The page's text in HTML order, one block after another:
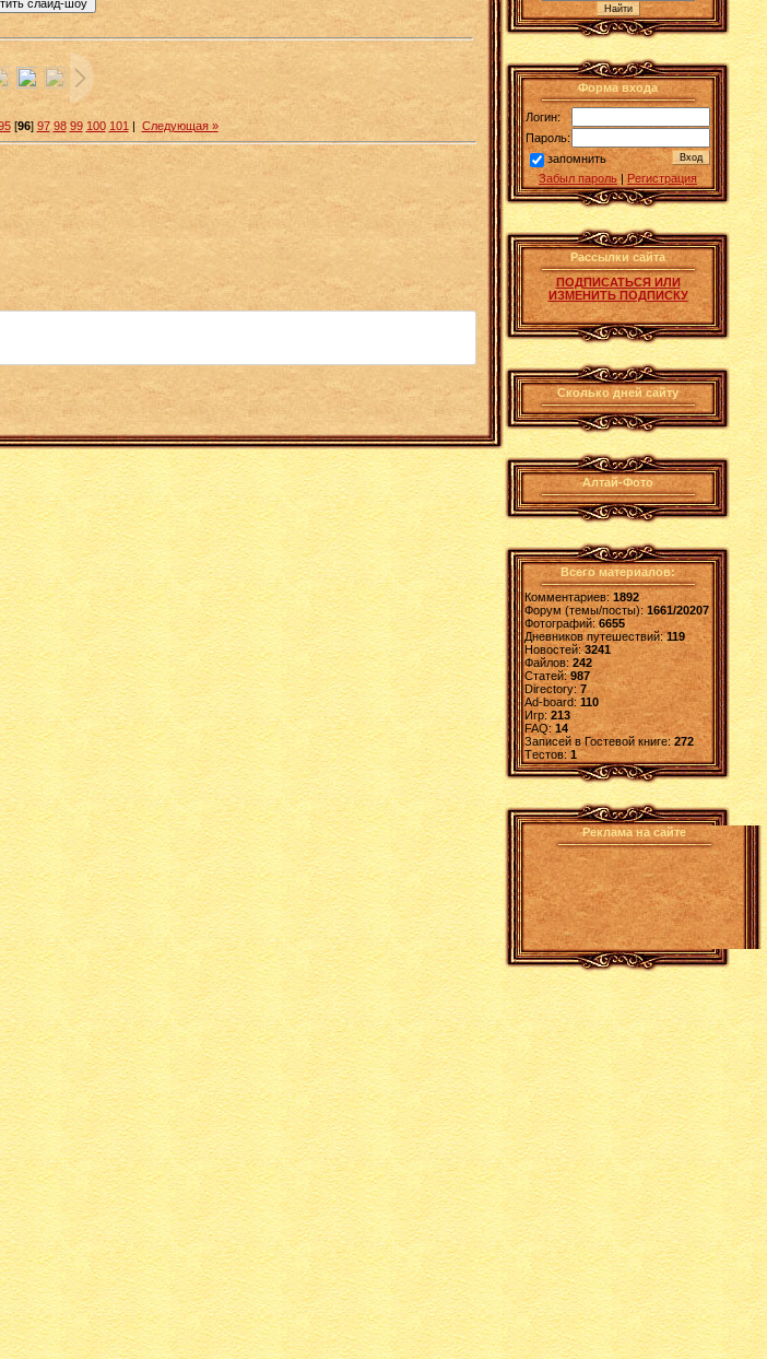
[96] 97 98 99 100 101 | Следующая »
Форма входа
Логин:
Пароль:
запомнить
Забыл пароль | Регистрация
Рассылки сайта
ПОДПИСАТЬСЯ ИЛИ
ИЗМЕНИТЬ ПОДПИСКУ
Сколько дней сайту
Алтай-Фото
Всего материалов:
Комментариев: 1892
Форум (темы/посты):1661/20207
Фотографий:6655
Дневников путешествий:119
Новостей:3241
Файлов: 242
Статей:987
Directory: 7
Ad-board:110
Игр: 213
FAQ:14
Записей в Гостевой книге:272
Tестов: 1
Реклама на сайте